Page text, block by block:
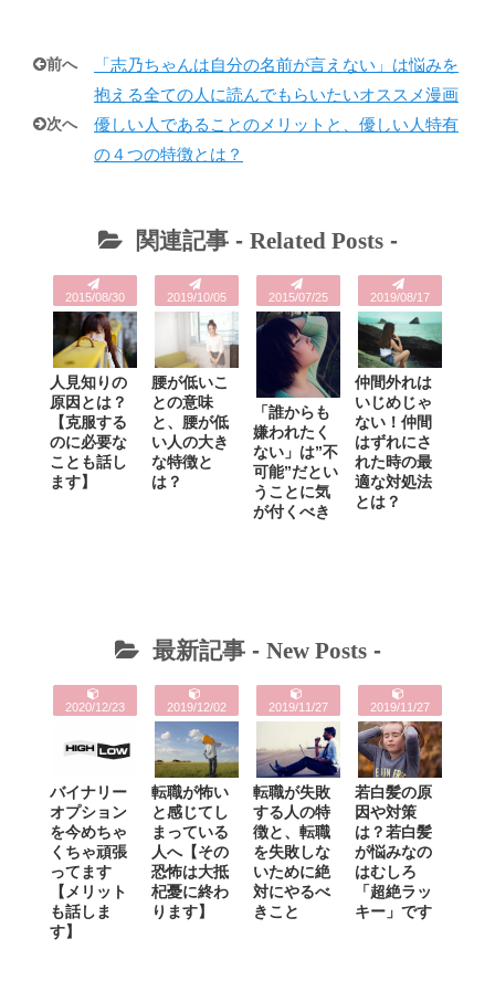
前へ
「志乃ちゃんは自分の名前が言えない」は悩みを
抱える全ての人に読んでもらいたいオススメ漫画
次へ
優しい人であることのメリットと、優しい人特有
の４つの特徴とは？
関連記事 - Related Posts-
2015/08/30
人見知りの
原因とは？
【克服する
のに必要な
ことも話し
ます】
2019/10/05
腰が低いこ
との意味
と、腰が低
い人の大き
な特徴と
は？
2015/07/25
「誰からも
嫌われたく
ない」は”不
可能”だとい
うことに気
が付くべき
2019/08/17
仲間外れは
いじめじゃ
ない！仲間
はずれにさ
れた時の最
適な対処法
とは？
最新記事 - New Posts-
2020/12/23
バイナリー
オプション
を今めちゃ
くちゃ頑張
ってます
【メリット
も話しま
す】
2019/12/02
転職が怖い
と感じてし
まっている
人へ【その
恐怖は大抵
杞憂に終わ
ります】
2019/11/27
転職が失敗
する人の特
徴と、転職
を失敗しな
いために絶
対にやるべ
きこと
2019/11/27
若白髪の原
因や対策
は？若白髪
が悩みなの
はむしろ
「超絶ラッ
キー」です